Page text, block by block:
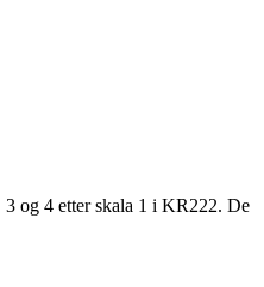
3 og 4 etter skala 1 i KR222. De